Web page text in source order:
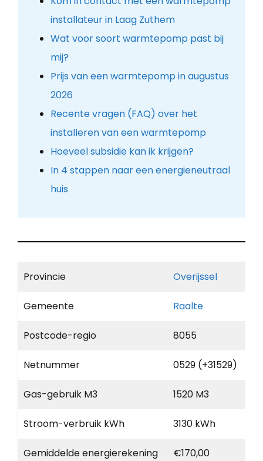
installateur in Laag Zuthem
Wat voor soort warmtepomp past bij
mij?
Prijs van een warmtepomp in augustus
2026
Recente vragen (FAQ) over het
installeren van een warmtepomp
Hoeveel subsidie kan ik krijgen?
In 4 stappen naar een energieneutraal
huis
Provincie Overijssel
Gemeente Raalte
Postcode-regio 8055
Netnummer 0529 (+31529)
Gas-gebruik M3 1520 M3
Stroom-verbruik kWh 3130 kWh
Gemiddelde energierekening €170,00